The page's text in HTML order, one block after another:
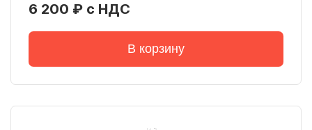
6 200 ₽ с НДС
В корзину